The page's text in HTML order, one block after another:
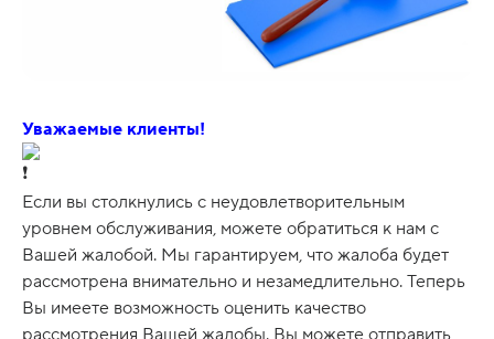
Уважаемые клиенты!
Если вы столкнулись с неудовлетворительным
уровнем обслуживания, можете обратиться к нам с
Вашей жалобой. Мы гарантируем, что жалоба будет
рассмотрена внимательно и незамедлительно. Теперь
Вы имеете возможность оценить качество
рассмотрения Вашей жалобы. Вы можете отправить